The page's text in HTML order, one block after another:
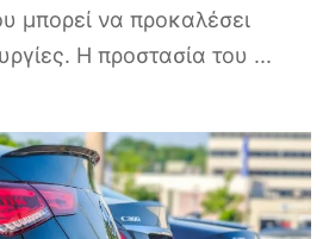
μπορεί να προκαλέσει
Η προστασία του ...